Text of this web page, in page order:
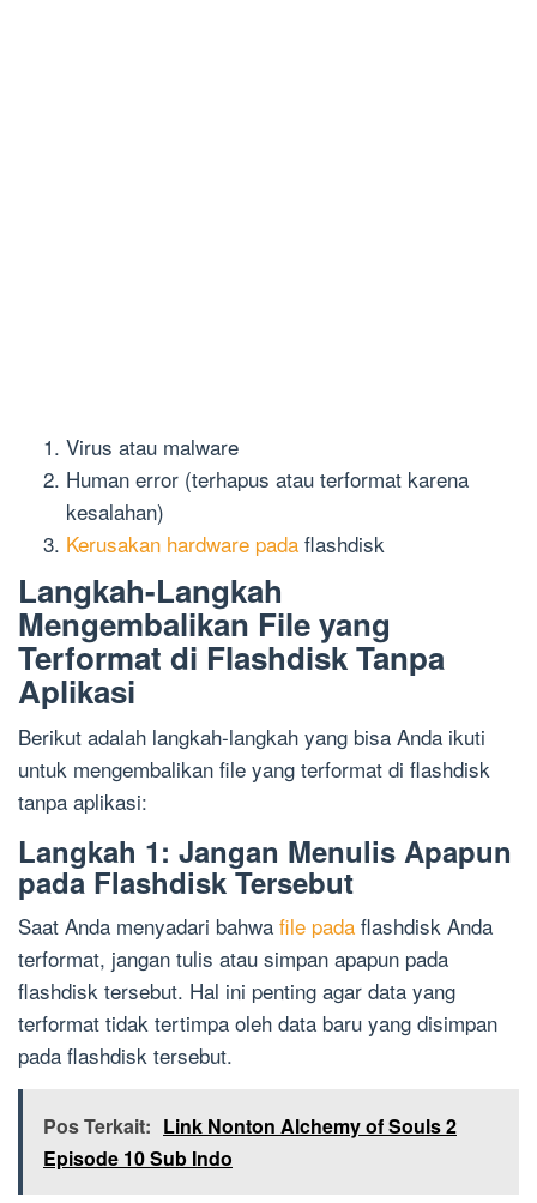
Virus atau malware
Human error (terhapus atau terformat karena
kesalahan)
Kerusakan hardware pada flashdisk
Langkah-Langkah
Mengembalikan File yang
Terformat di Flashdisk Tanpa
Aplikasi
Berikut adalah langkah-langkah yang bisa Anda ikuti
untuk mengembalikan file yang terformat di flashdisk
tanpa aplikasi:
Langkah 1: Jangan Menulis Apapun
pada Flashdisk Tersebut
Saat Anda menyadari bahwa file pada flashdisk Anda
terformat, jangan tulis atau simpan apapun pada
flashdisk tersebut. Hal ini penting agar data yang
terformat tidak tertimpa oleh data baru yang disimpan
pada flashdisk tersebut.
Pos Terkait: Link Nonton Alchemy of Souls 2
Episode 10 Sub Indo